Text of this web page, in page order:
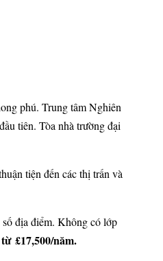
phú. Trung tâm Nghiên
tiên. Tòa nhà trường đại
tiện đến các thị trấn và
địa điểm. Không có lớp
£17,500/năm.